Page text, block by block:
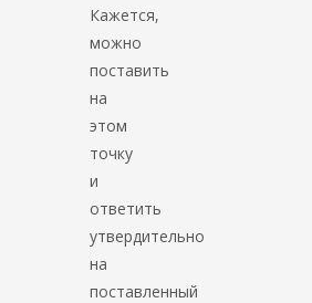
Кажется,
можно
поставить
на
этом
точку
и
ответить
утвердительно
на
поставленный